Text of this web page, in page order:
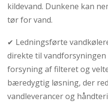
kildevand. Dunkene kan
tør for vand.
✔ Ledningsførte
direkte til
forsyning af filteret og
bæredygtig løsning, der
vandleverancer og